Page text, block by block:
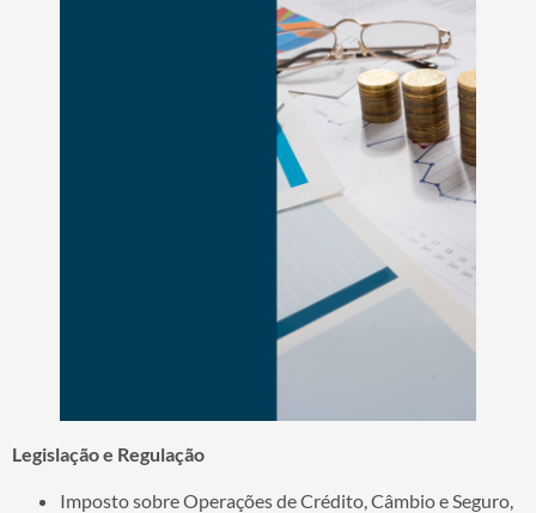
Legislação e Regulação
Imposto sobre Operações de Crédito, Câmbio e Seguro,